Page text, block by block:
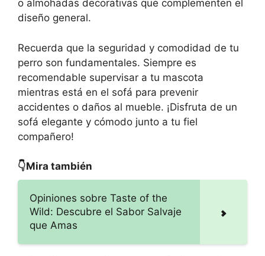
o almohadas decorativas que complementen el
diseño general.
Recuerda que la seguridad y comodidad de tu
perro son fundamentales. Siempre es
recomendable supervisar a tu mascota
mientras está en el sofá para prevenir
accidentes o daños al mueble. ¡Disfruta de un
sofá elegante y cómodo junto a tu fiel
compañero!
👇Mira también
Opiniones sobre Taste of the
Wild: Descubre el Sabor Salvaje
que Amas